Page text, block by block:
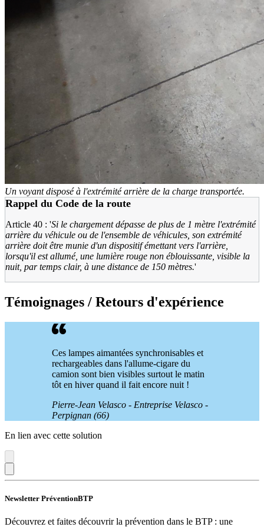
Un voyant disposé à l'extrémité arrière de la charge transportée.
Rappel du Code de la route
Article 40 : 'Si le chargement dépasse de plus de 1 mètre l'extrémité
arrière du véhicule ou de l'ensemble de véhicules, son extrémité
arrière doit être munie d'un dispositif émettant vers l'arrière,
lorsqu'il est allumé, une lumière rouge non éblouissante, visible la
nuit, par temps clair, à une distance de 150 mètres.'
Témoignages / Retours d'expérience
Ces lampes aimantées synchronisables et
rechargeables dans l'allume-cigare du
camion sont bien visibles surtout le matin
tôt en hiver quand il fait encore nuit !
Pierre-Jean Velasco - Entreprise Velasco -
Perpignan (66)
En lien avec cette solution
Newsletter PréventionBTP
Découvrez et faites découvrir la prévention dans le BTP : une